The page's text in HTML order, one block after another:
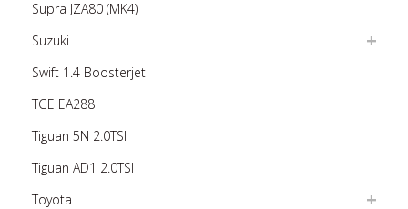
Supra JZA80 (MK4)
Suzuki
Swift 1.4 Boosterjet
TGE EA288
Tiguan 5N 2.0TSI
Tiguan AD1 2.0TSI
Toyota